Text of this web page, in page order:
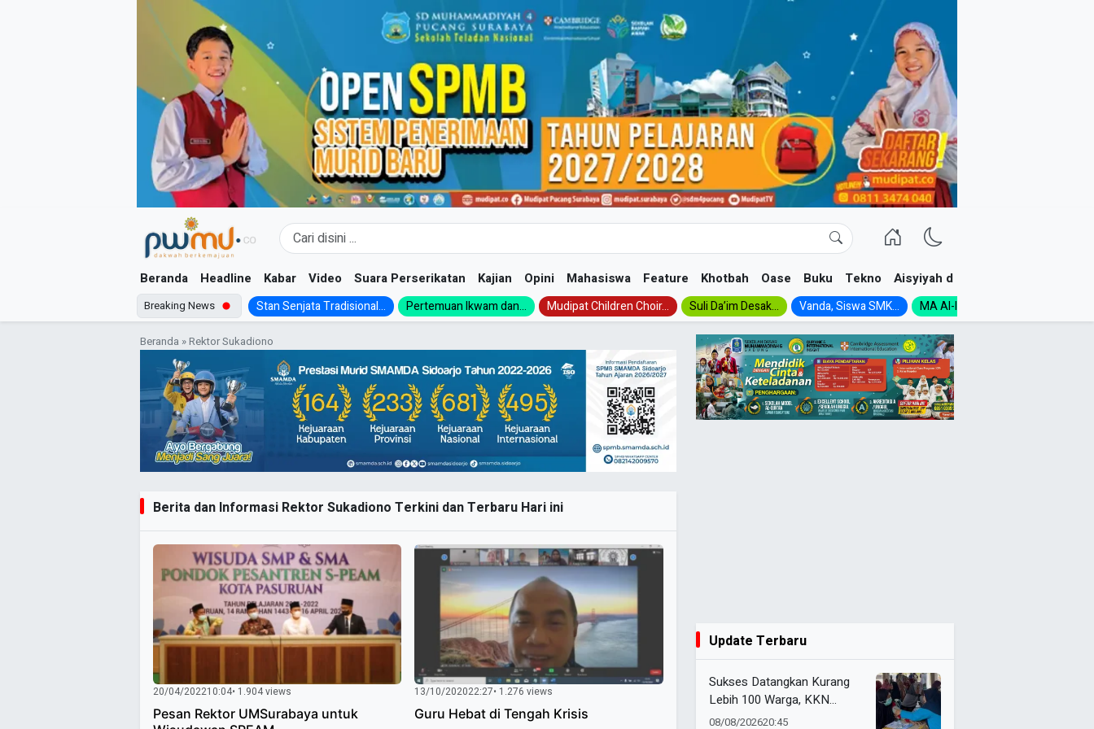
Beranda Headline Kabar Video Suara Perserikatan Kajian Opini Mahasiswa Feature Khotbah Oase Buku Tekno Aisyiyah dan NA
Breaking News Stan Senjata Tradisional... Pertemuan Ikwam dan... Mudipat Children Choir... Suli Da’im Desak... Vanda, Siswa SMK... MA Al-Ishlah Gelar...
Beranda »Rektor Sukadiono
Berita dan Informasi Rektor Sukadiono Terkini dan Terbaru Hari ini
20/04/202210:04• 1.904 views
Pesan Rektor UMSurabaya untuk
13/10/202022:27• 1.276 views
Guru Hebat di Tengah Krisis
Update Terbaru
Sukses Datangkan Kurang
Lebih 100 Warga, KKN
STAIM Karangasem dan RS
08/08/202620:45